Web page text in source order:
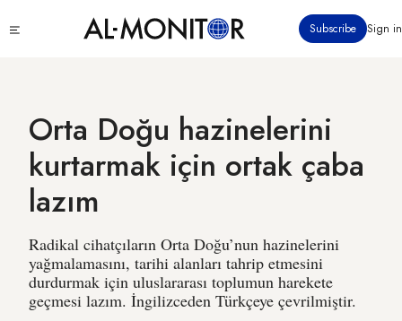
içeriğe
Subscribe Sign in
Orta Doğu hazinelerini
kurtarmak için ortak çaba
lazım
Radikal cihatçıların Orta Doğu’nun hazinelerini
yağmalamasını, tarihi alanları tahrip etmesini
durdurmak için uluslararası toplumun harekete
geçmesi lazım. İngilizceden Türkçeye çevrilmiştir.